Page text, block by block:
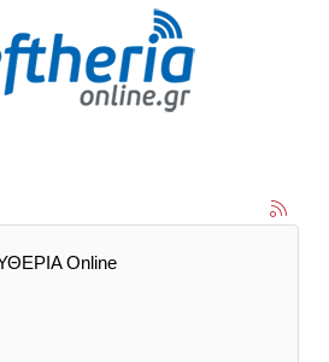
Online